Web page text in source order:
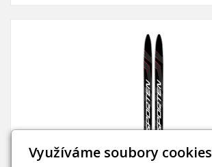
Využíváme soubory cookies